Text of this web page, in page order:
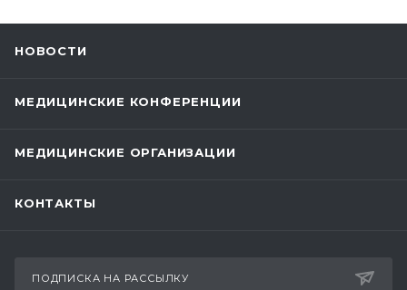
НОВОСТИ
МЕДИЦИНСКИЕ КОНФЕРЕНЦИИ
МЕДИЦИНСКИЕ ОРГАНИЗАЦИИ
КОНТАКТЫ
ПОДПИСКА НА РАССЫЛКУ